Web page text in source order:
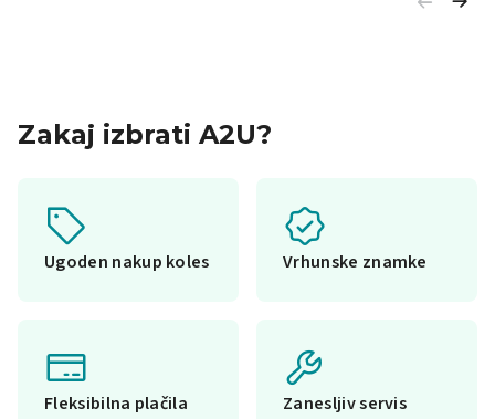
Zakaj izbrati A2U?
Ugoden nakup koles Vrhunske znamke
Fleksibilna plačila Zanesljiv servis